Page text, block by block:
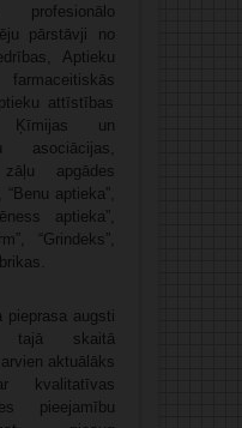
profesionālo
pārstāvji no
Aptieku
attīstības
Ķīmijas un
asociācijas,
apgādes
aptieka”,
aptieka”,
“Grindeks”,
pieprasa augsti
tajā skaitā
aktuālāks
kvalitatīvas
pieejamību